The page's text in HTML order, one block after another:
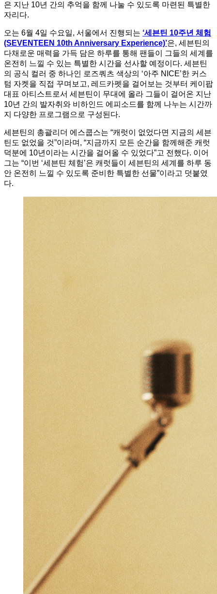
은 지난 10년 간의 추억을 함께 나눌 수 있도록 마련된 특별한
자리다.
오는 6월 4일 수요일, 서울에서 진행되는 ‘세븐틴 10주년 체험
(SEVENTEEN 10th Anniversary Experience)’은, 세븐틴의
다채로운 매력을 가득 담은 하루를 통해 팬들이 그들의 세계를
온전히 느낄 수 있는 특별한 시간을 선사할 예정이다. 세븐틴
의 공식 컬러 중 하나인 로즈쿼츠 색상의 ‘아주 NICE’한 커스
텀 자켓을 직접 꾸며보고, 레드카펫을 걸어보는 것부터 케이팝
대표 아티스트로서 세븐틴이 무대에 올라 그들이 걸어온 지난
10년 간의 발자취와 비하인드 에피소드를 함께 나누는 시간까
지 다양한 프로그램으로 구성된다.
세븐틴의 총괄리더 에스쿱스는 “캐럿이 없었다면 지금의 세븐
틴도 없었을 것”이라며, “지금까지 모든 순간을 함께해준 캐럿
덕분에 10년이라는 시간을 걸어올 수 있었다”고 전했다. 이어
그는 “이번 ‘세븐틴 체험’은 캐럿들이 세븐틴의 세계를 하루 동
안 온전히 느낄 수 있도록 준비한 특별한 선물”이라고 덧붙였
다.